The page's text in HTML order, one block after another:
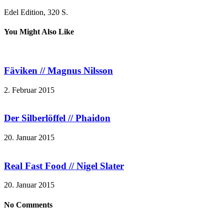
Edel Edition, 320 S.
You Might Also Like
Fäviken // Magnus Nilsson
2. Februar 2015
Der Silberlöffel // Phaidon
20. Januar 2015
Real Fast Food // Nigel Slater
20. Januar 2015
No Comments